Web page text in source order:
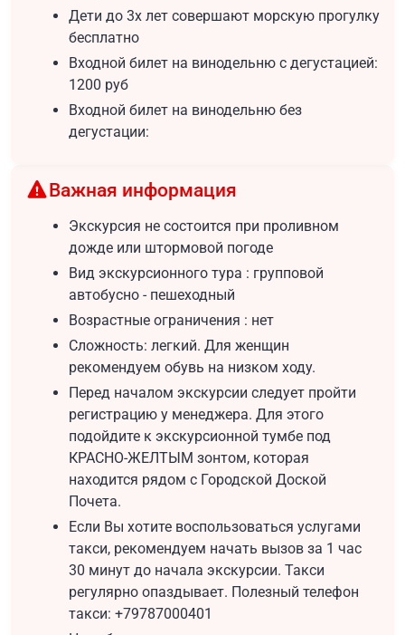
Дети до 3х лет совершают морскую прогулку
бесплатно
Входной билет на винодельню с дегустацией:
1200 руб
Входной билет на винодельню без
дегустации:
Важная информация
Экскурсия не состоится при проливном
дожде или штормовой погоде
Вид экскурсионного тура : групповой
автобусно - пешеходный
Возрастные ограничения : нет
Сложность: легкий. Для женщин
рекомендуем обувь на низком ходу.
Перед началом экскурсии следует пройти
регистрацию у менеджера. Для этого
подойдите к экскурсионной тумбе под
КРАСНО-ЖЕЛТЫМ зонтом, которая
находится рядом с Городской Доской
Почета.
Если Вы хотите воспользоваться услугами
такси, рекомендуем начать вызов за 1 час
30 минут до начала экскурсии. Такси
регулярно опаздывает. Полезный телефон
такси: +79787000401